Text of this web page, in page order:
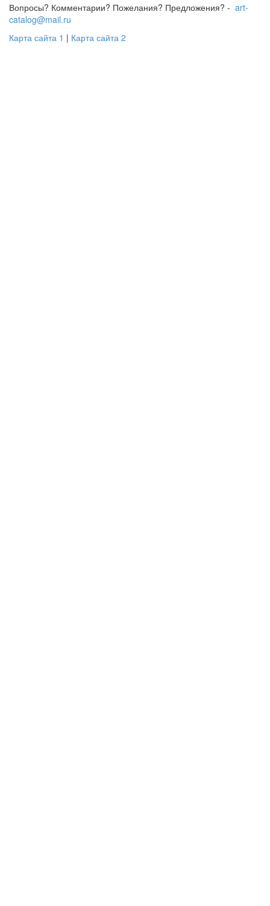
Вопросы? Комментарии? Пожелания? Предложения? - art-
catalog@mail.ru
Карта сайта 1 | Карта сайта 2